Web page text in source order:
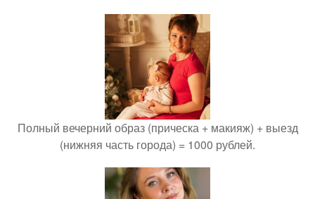
Полный вечерний образ (прическа + макияж) + выезд
(нижняя часть города) = 1000 рублей.